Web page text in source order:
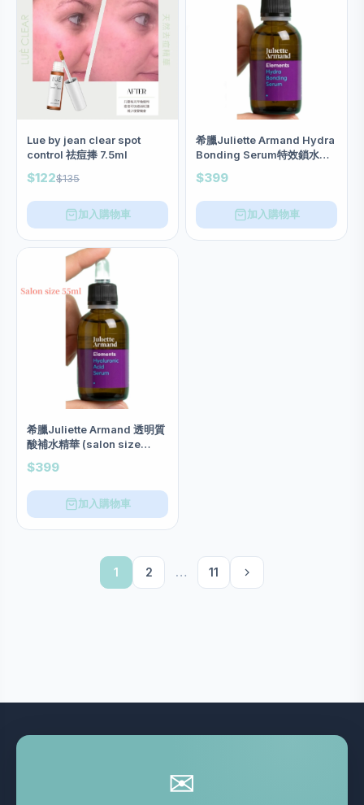
Lue by jean clear spot
control 祛痘捧 7.5ml
$122$135
加入購物車
希臘Juliette Armand Hydra
Bonding Serum特效鎖水抗
$399
加入購物車
希臘Juliette Armand 透明質
酸補水精華 (salon size
$399
加入購物車
1 2 … 11
✉